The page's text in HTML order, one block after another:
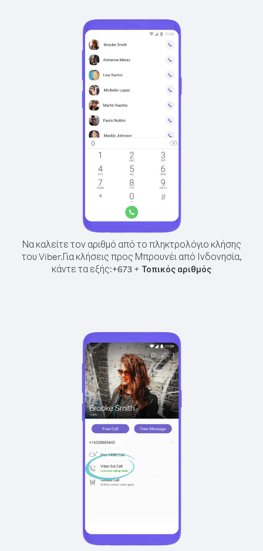
Να καλείτε τον αριθμό από το πληκτρολόγιο κλήσης
του Viber.Για κλήσεις προς Μπρουνέι από Ινδονησία,
κάντε τα εξής:+673 + Τοπικός αριθμός